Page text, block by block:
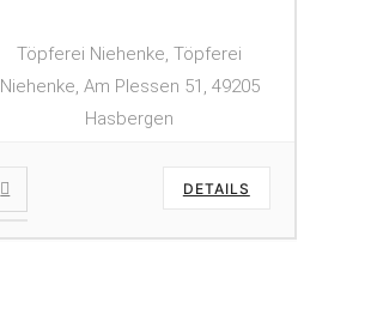
Töpferei Niehenke, Töpferei
Niehenke, Am Plessen 51, 49205
Hasbergen
DETAILS